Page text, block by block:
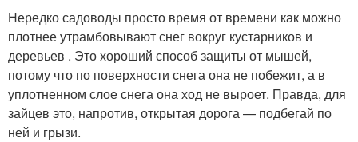
Нередко садоводы просто время от времени как можно
плотнее утрамбовывают снег вокруг кустарников и
деревьев . Это хороший способ защиты от мышей,
потому что по поверхности снега она не побежит, а в
уплотненном слое снега она ход не выроет. Правда, для
зайцев это, напротив, открытая дорога — подбегай по
ней и грызи.